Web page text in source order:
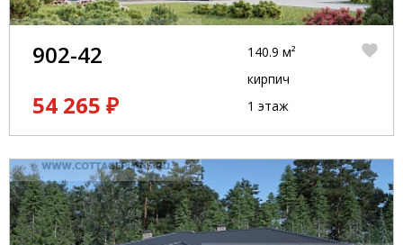
902-42
54 265 ₽
140.9 м²
кирпич
1 этаж